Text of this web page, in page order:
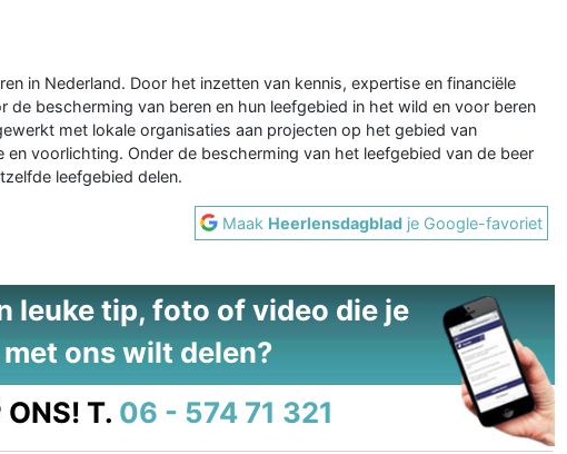
in Nederland. Door het inzetten van kennis, expertise en financiële
de bescherming van beren en hun leefgebied in het wild en voor beren
met lokale organisaties aan projecten op het gebied van
en voorlichting. Onder de bescherming van het leefgebied van de beer
leefgebied delen.
Maak Heerlensdagblad je Google-favoriet
leuke tip, foto of video die je
met ons wilt delen?
ONS! T. 06 - 574 71 321